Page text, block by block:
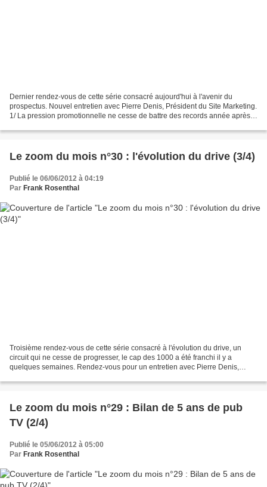
Dernier rendez-vous de cette série consacré aujourd'hui à l'avenir du
prospectus. Nouvel entretien avec Pierre Denis, Président du Site Marketing.
1/ La pression promotionnelle ne cesse de battre des records année après
Le zoom du mois n°30 : l'évolution du drive (3/4)
Publié le 06/06/2012 à 04:19
Par Frank Rosenthal
Troisième rendez-vous de cette série consacré à l'évolution du drive, un
circuit qui ne cesse de progresser, le cap des 1000 a été franchi il y a
quelques semaines. Rendez-vous pour un entretien avec Pierre Denis,
Le zoom du mois n°29 : Bilan de 5 ans de pub
TV (2/4)
Publié le 05/06/2012 à 05:00
Par Frank Rosenthal